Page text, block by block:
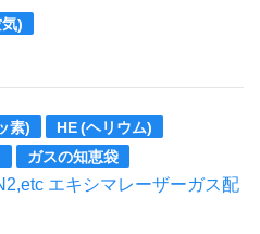
)
素)
HE (ヘリウム)
ガスの知恵袋
エキシマレーザーガス配